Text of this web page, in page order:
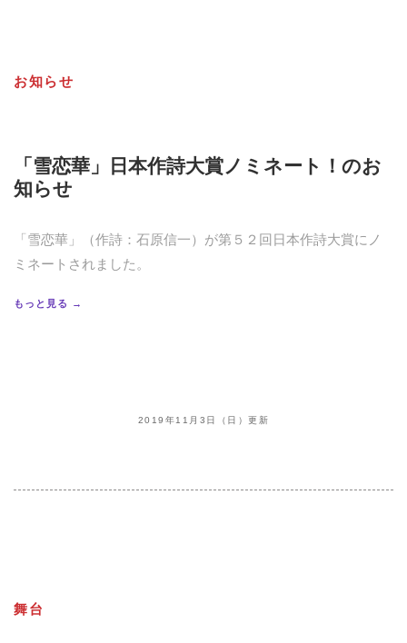
お知らせ
「雪恋華」日本作詩大賞ノミネート！のお
知らせ
「雪恋華」（作詩：石原信一）が第５２回日本作詩大賞にノ
ミネートされました。
もっと見る →
2019年11月3日（日）更新
舞台